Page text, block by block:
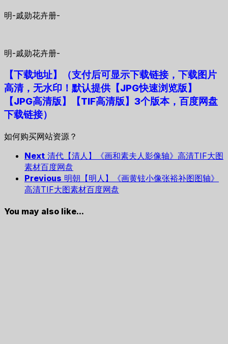
明-戚勋花卉册-
明-戚勋花卉册-
【下载地址】
（支付后可显示下载链接，下载图片
高清，无水印！默认提供【JPG快速浏览版】
【JPG高清版】【TIF高清版】3个版本，百度网盘
下载链接）
如何购买网站资源？
Next 清代【清人】《画和素夫人影像轴》高清TIF大图
素材百度网盘
Previous 明朝【明人】《画黄铉小像张裕补图图轴》
高清TIF大图素材百度网盘
You may also like...